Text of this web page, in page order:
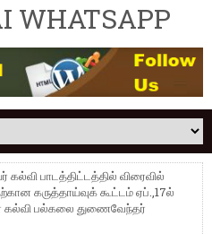
WHATSAPP
கல்வி பாடத்திட்டத்தில் விரைவில்
கருத்தாய்வுக் கூட்டம் ஏப்.,17ல்
கல்வி பல்கலை துணைவேந்தர்